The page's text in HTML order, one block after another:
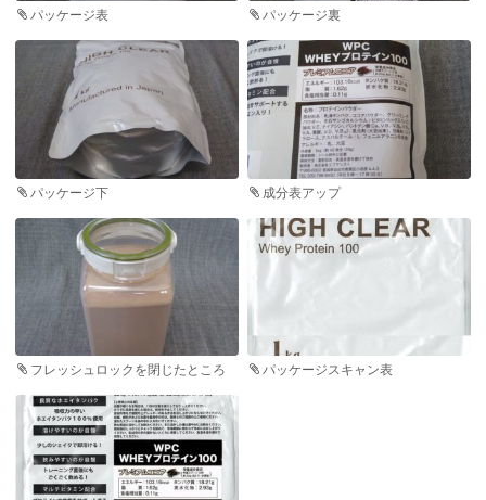
パッケージ表 パッケージ裏
パッケージ下 成分表アップ
フレッシュロックを閉じたところ パッケージスキャン表